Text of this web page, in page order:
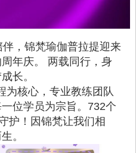
，锦梵瑜伽普拉提迎来
年庆。 两载同行，身
长。
为核心，专业教练团队
位学员为宗旨。732个
护！因锦梵让我们相
。